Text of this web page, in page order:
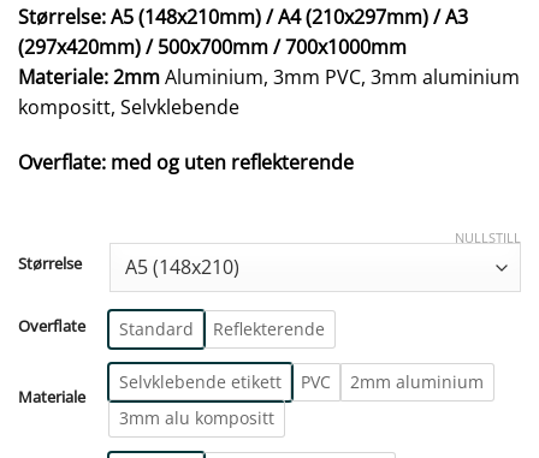
Størrelse: A5 (148x210mm) / A4 (210x297mm) / A3
(297x420mm) / 500x700mm / 700x1000mm
Materiale: 2mmAluminium, 3mm PVC, 3mm aluminium
kompositt, Selvklebende
Overflate: med og uten reflekterende
Størrelse
Overflate Standard Reflekterende
Materiale
Selvklebende etikett PVC
2mm aluminium
3mm alu kompositt
NULLSTILL